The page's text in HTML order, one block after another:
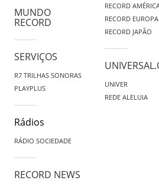
MUNDO
RECORD
SERVIÇOS
R7 TRILHAS SONORAS
PLAYPLUS
Rádios
RÁDIO SOCIEDADE
RECORD NEWS
RECORD
RECORD EUROPA
RECORD JAPÃO
UNIVER
REDE ALELUIA